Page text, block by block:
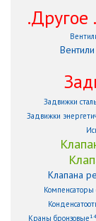
.Другое
Задвижки
Задвижки
Клапана
Компенсаторы
Краны бронзовые